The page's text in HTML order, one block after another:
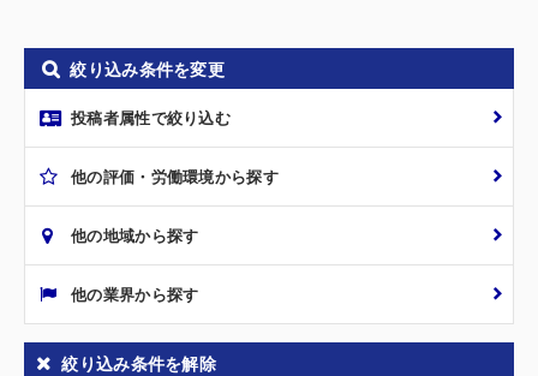
絞り込み条件を変更
投稿者属性で絞り込む
他の評価・労働環境から探す
他の地域から探す
他の業界から探す
絞り込み条件を解除